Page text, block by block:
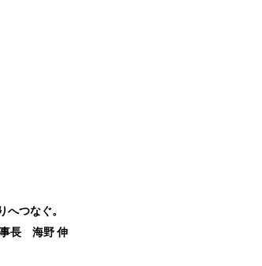
つなぐ。
長　海野 伸